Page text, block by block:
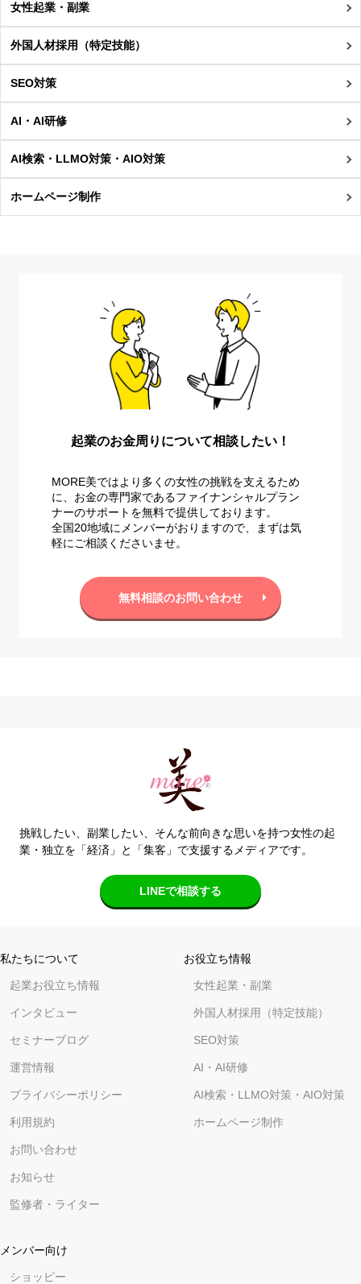
女性起業・副業
外国人材採用（特定技能）
SEO対策
AI・AI研修
AI検索・LLMO対策・AIO対策
ホームページ制作
起業のお金周りについて相談したい！
MORE美ではより多くの女性の挑戦を支えるため
に、お金の専門家であるファイナンシャルプラン
ナーのサポートを無料で提供しております。
全国20地域にメンバーがおりますので、まずは気
軽にご相談くださいませ。
無料相談のお問い合わせ
挑戦したい、副業したい、そんな前向きな思いを持つ女性の起
業・独立を「経済」と「集客」で支援するメディアです。
LINEで相談する
私たちについて
起業お役立ち情報
インタビュー
セミナーブログ
運営情報
プライバシーポリシー
利用規約
お問い合わせ
お知らせ
監修者・ライター
お役立ち情報
女性起業・副業
外国人材採用（特定技能）
SEO対策
AI・AI研修
AI検索・LLMO対策・AIO対策
ホームページ制作
メンバー向け
ショッピー